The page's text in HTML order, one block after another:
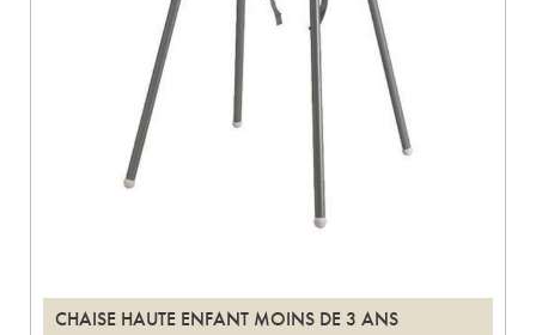
CHAISE HAUTE ENFANT MOINS DE 3 ANS